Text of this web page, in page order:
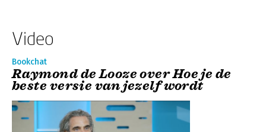
Video
Bookchat
Raymond de Looze over Hoe je de
beste versie van jezelf wordt